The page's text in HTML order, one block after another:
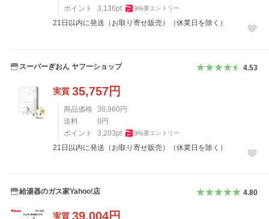
ポイント
3,136pt 9%要エントリー
21日以内に発送（お取り寄せ販売）（休業日を除く）
スーパーぎおん ヤフーショップ 4.53
実質 35,757円
商品価格 38,960円
送料
0円
ポイント
3,203pt 9%要エントリー
21日以内に発送（お取り寄せ販売）（休業日を除く）
給湯器のガス家Yahoo!店 4.80
実質 39,004円